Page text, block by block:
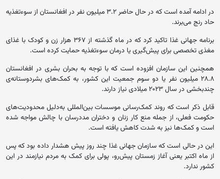
در ادامه آمده است که در حال حاضر ۳.۲ میلیون نفر در افغانستان از سوءتغذیه
حاد رنج می‌برند.
برنامه جهانی غذا تاکید کرد که در ماه گذشته از ۳۶۷ هزار زن و کودک با غذای
مغذی تخصصی برای پیش‌گیری یا درمان سوءتغذیه حمایت کرده است.
همچنین این سازمان افزوده است که با توجه به بحران بشری در افغانستان
۲۸.۸ میلیون نفر یا دو سوم جمعیت این کشور، به کمک‌های بشردوستانه‌ی
چندبخشی در سال ۲۰۲۳ میلادی نیاز دارند.
قابل ذکر است که روند کمک‌رسانی موسسات بین‌المللی به‌دلیل محدودیت‌های
حکومت فعلی، از جمله منع کار زنان و دختران مددرسان با چالش مواجه شده
است و کمک‌ها نیز به شدت کاهش یافته است.
این در حالی است که سازمان جهانی غذا چند روز پیش هشدار داده بود که پس
از ماه اکتبر یعنی آغاز زمستان پیش‌رو، پولی برای کمک به مردم نیازمند در این
کشور ندارد.